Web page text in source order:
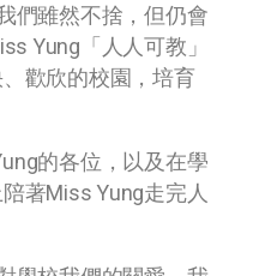
們雖然不捨，但仍會
Yung「人人可教」
歡欣的校園，培育
的各位，以及在學
著Miss Yung走完人